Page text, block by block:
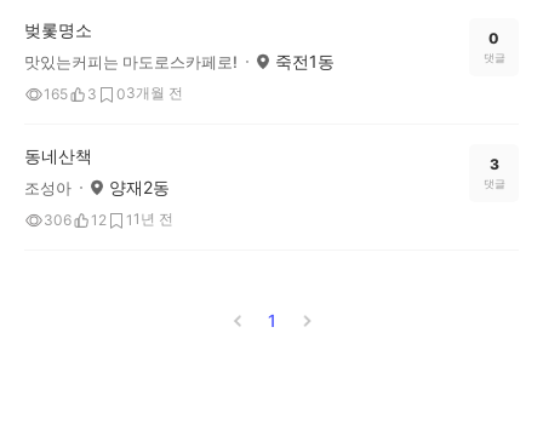
벚롳명소
맛있는커피는 마도로스카페로! 죽전1동
165 3 03개월 전
0
댓글
동네산책
조성아 양재2동
306 12 1 1년 전
3
댓글
1